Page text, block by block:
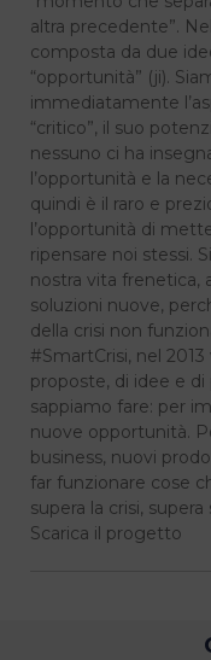
altra precedente”.
composta da due
“opportunità” (ji).
immediatamente
“critico”, il suo
nessuno ci ha
l’opportunità e la
quindi è il raro e
l’opportunità di
ripensare noi stessi.
nostra vita frenetica,
soluzioni nuove,
della crisi non
#SmartCrisi, nel
proposte, di idee e
sappiamo fare: per
nuove opportunità.
business, nuovi
far funzionare cose
supera la crisi,
Scarica il progetto